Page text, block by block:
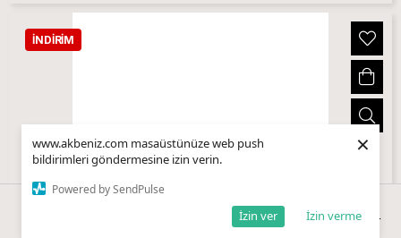
www.akbeniz.com masaüstünüze web push
bildirimleri göndermesine izin verin.
Powered by SendPulse
İzin verme
İzin ver
×
İNDIRIM
Favorilerim Kategoriler